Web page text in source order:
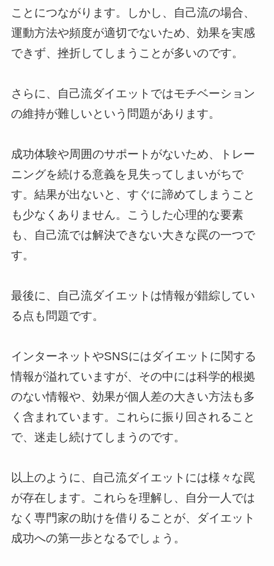
ことにつながります。しかし、自己流の場合、
運動方法や頻度が適切でないため、効果を実感
できず、挫折してしまうことが多いのです。
さらに、自己流ダイエットではモチベーション
の維持が難しいという問題があります。
成功体験や周囲のサポートがないため、トレー
ニングを続ける意義を見失ってしまいがちで
す。結果が出ないと、すぐに諦めてしまうこと
も少なくありません。こうした心理的な要素
も、自己流では解決できない大きな罠の一つで
す。
最後に、自己流ダイエットは情報が錯綜してい
る点も問題です。
インターネットやSNSにはダイエットに関する
情報が溢れていますが、その中には科学的根拠
のない情報や、効果が個人差の大きい方法も多
く含まれています。これらに振り回されること
で、迷走し続けてしまうのです。
以上のように、自己流ダイエットには様々な罠
が存在します。これらを理解し、自分一人では
なく専門家の助けを借りることが、ダイエット
成功への第一歩となるでしょう。